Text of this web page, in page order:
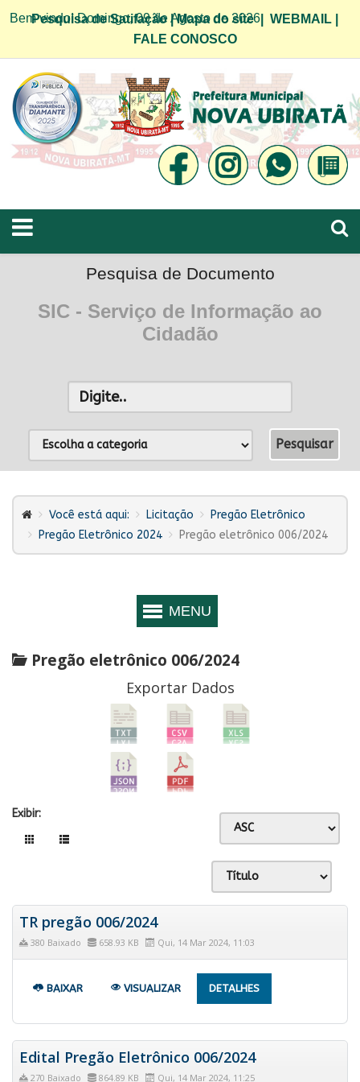
Bem vindo! Domingo, 09 de Agosto de 2026
Pesquisa de Satifação|Mapa do site| WEBMAIL
FALE CONOSCO
Pesquisa de Documento
SIC - Serviço de Informação ao
Cidadão
Você está aqui: Licitação
Pregão Eletrônico
Pregão Eletrônico 2024
Pregão eletrônico 006/2024
Pregão eletrônico 006/2024
Exportar Dados
Exibir:
TR pregão 006/2024
380 Baixado 658.93 KB Qui, 14 Mar 2024, 11:03
BAIXAR VISUALIZAR DETALHES
Edital Pregão Eletrônico 006/2024
270 Baixado 864.89 KB Qui, 14 Mar 2024, 11:25